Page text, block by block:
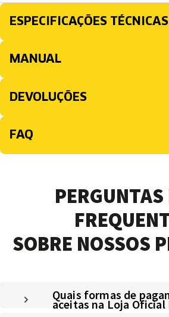
ESPECIFICAÇÕES TÉCNICAS
MANUAL
DEVOLUÇÕES
FAQ
SOBRE NOSSOS
Quais formas de
aceitas na Loja Oficial